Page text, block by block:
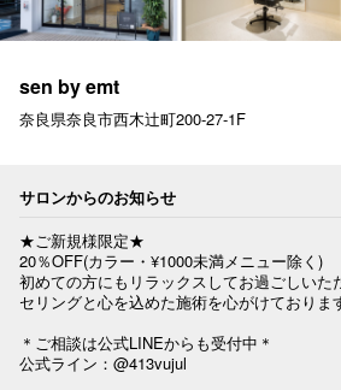
sen by emt
奈良県奈良市西木辻町200-27-1F
サロンからのお知らせ
★ご新規様限定★
20％OFF(カラー・¥1000未満メニュー除く)
初めての方にもリラックスしてお過ごしいた
セリングと心を込めた施術を心がけておりま
＊ご相談は公式LINEからも受付中＊
公式ライン：@413vujul